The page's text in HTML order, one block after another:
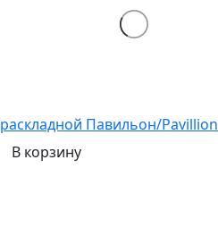
раскладной Павильон/Pavillion
В корзину